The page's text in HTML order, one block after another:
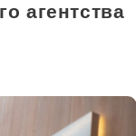
агентства